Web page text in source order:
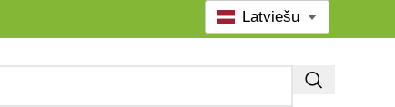
Latviešu